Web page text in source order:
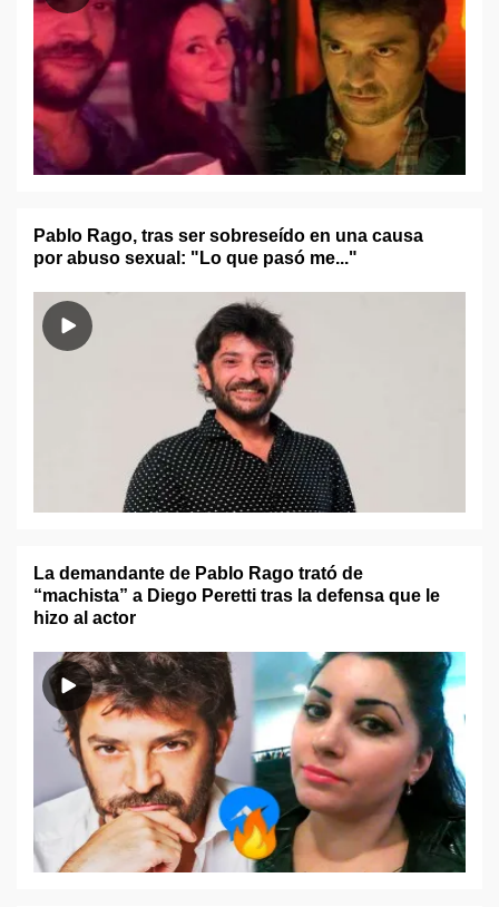
Pablo Rago, tras ser sobreseído en una causa
por abuso sexual: "Lo que pasó me..."
La demandante de Pablo Rago trató de
“machista” a Diego Peretti tras la defensa que le
hizo al actor